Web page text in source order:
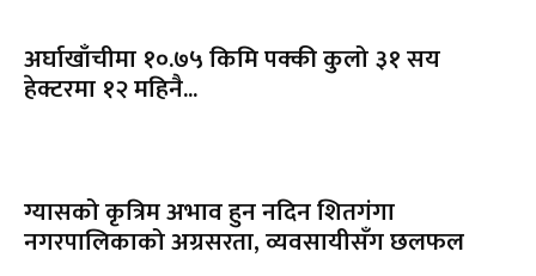
अर्घाखाँचीमा १०.७५ किमि पक्की कुलो ३१ सय
हेक्टरमा १२ महिनै...
ग्यासको कृत्रिम अभाव हुन नदिन शितगंगा
नगरपालिकाको अग्रसरता, व्यवसायीसँग छलफल